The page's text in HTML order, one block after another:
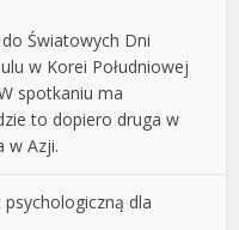
Światowych Dni
w Korei Południowej
spotkaniu ma
to dopiero druga w
w Azji.
dla